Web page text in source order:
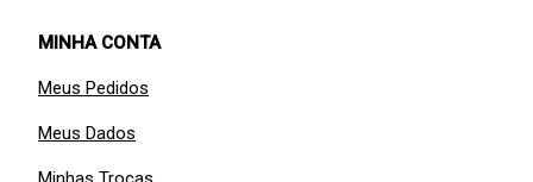
MINHA CONTA
Meus Pedidos
Meus Dados